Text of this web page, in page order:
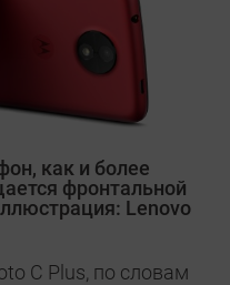
как и более
фронтальной
Lenovo
C Plus, по словам